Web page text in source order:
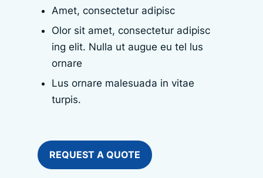
Amet, consectetur adipisc
Olor sit amet, consectetur adipisc
ing elit. Nulla ut augue eu tel lus
ornare
Lus ornare malesuada in vitae
turpis.
REQUEST A QUOTE